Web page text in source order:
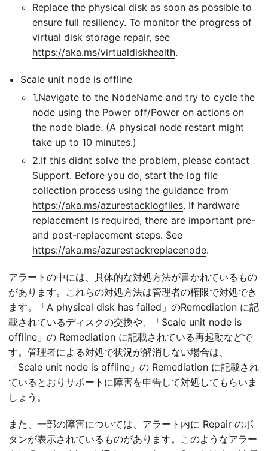
Replace the physical disk as soon as possible to
ensure full resiliency. To monitor the progress of
virtual disk storage repair, see
https://aka.ms/virtualdiskhealth.
Scale unit node is offline
1.Navigate to the NodeName and try to cycle the
node using the Power off/Power on actions on
the node blade. (A physical node restart might
take up to 10 minutes.)
2.If this didnt solve the problem, please contact
Support. Before you do, start the log file
collection process using the guidance from
https://aka.ms/azurestacklogfiles. If hardware
replacement is required, there are important pre-
and post-replacement steps. See
https://aka.ms/azurestackreplacenode.
アラートの中には、具体的な対処方法が書かれているもの
があります。これらの対処方法は管理者の権限で対処でき
ます。「A physical disk has failed」のRemediation に記
載されているディスクの交換や、「Scale unit node is
offline」の Remediation に記載されている再起動などで
す。管理者による対処で状況が解消しない場合は、
「Scale unit node is offline」の Remediation に記載され
ているとおりサポートに障害を申告して対処してもらいま
しょう。
また、一部の障害については、アラート内に Repair のボ
タンが表示されているものがあります。このようなアラー